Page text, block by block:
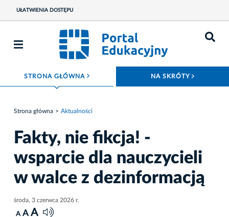
UŁATWIENIA DOSTĘPU
STRONA GŁÓWNA ROZWIŃ MENU NA SKRÓTY
Strona główna Aktualności
Fakty, nie fikcja! -
wsparcie dla nauczycieli
w walce z dezinformacją
środa, 3 czerwca 2026 r.
A A A